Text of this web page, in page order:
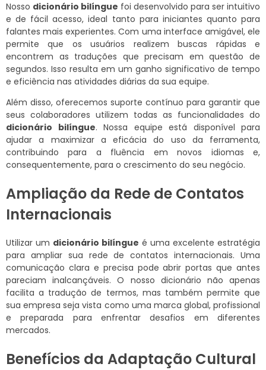
Nosso dicionário bilíngue foi desenvolvido para ser intuitivo
e de fácil acesso, ideal tanto para iniciantes quanto para
falantes mais experientes. Com uma interface amigável, ele
permite que os usuários realizem buscas rápidas e
encontrem as traduções que precisam em questão de
segundos. Isso resulta em um ganho significativo de tempo
e eficiência nas atividades diárias da sua equipe.
Além disso, oferecemos suporte contínuo para garantir que
seus colaboradores utilizem todas as funcionalidades do
dicionário bilíngue. Nossa equipe está disponível para
ajudar a maximizar a eficácia do uso da ferramenta,
contribuindo para a fluência em novos idiomas e,
consequentemente, para o crescimento do seu negócio.
Ampliação da Rede de Contatos
Internacionais
Utilizar um dicionário bilíngue é uma excelente estratégia
para ampliar sua rede de contatos internacionais. Uma
comunicação clara e precisa pode abrir portas que antes
pareciam inalcançáveis. O nosso dicionário não apenas
facilita a tradução de termos, mas também permite que
sua empresa seja vista como uma marca global, profissional
e preparada para enfrentar desafios em diferentes
mercados.
Benefícios da Adaptação Cultural